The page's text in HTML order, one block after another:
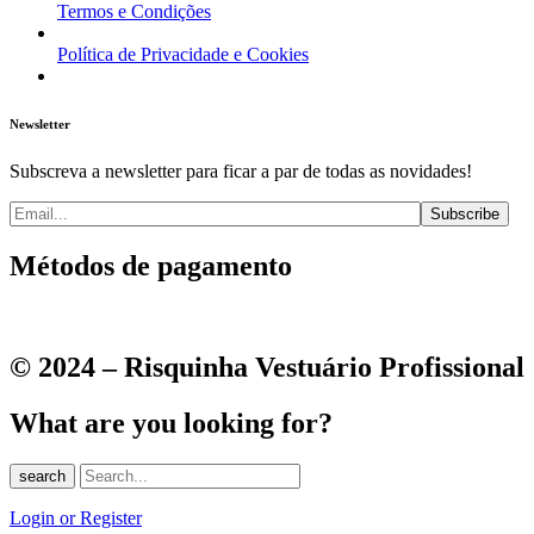
Termos e Condições
Política de Privacidade e Cookies
Newsletter
Subscreva a newsletter para ficar a par de todas as novidades!
Métodos de pagamento
© 2024 – Risquinha Vestuário Profissional
What are you looking for?
search
Login or Register